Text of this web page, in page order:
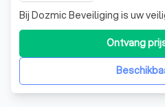
Bij Dozmic Beveiliging is uw
Ontvang